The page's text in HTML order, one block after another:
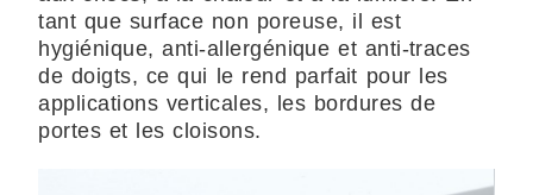
tant que surface non poreuse, il est
hygiénique, anti-allergénique et anti-traces
de doigts, ce qui le rend parfait pour les
applications verticales, les bordures de
portes et les cloisons.